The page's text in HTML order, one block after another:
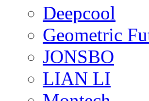
Deepcool
Geometric
JONSBO
LIAN LI